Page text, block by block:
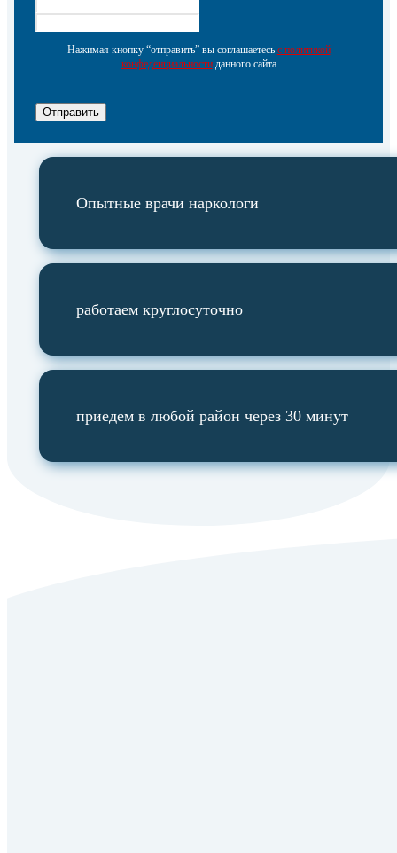
Нажимая кнопку “отправить” вы соглашаетесь с политикой
конфеденциальностиданного сайта
Отправить
Опытные врачи наркологи
работаем круглосуточно
приедем в любой район через 30 минут